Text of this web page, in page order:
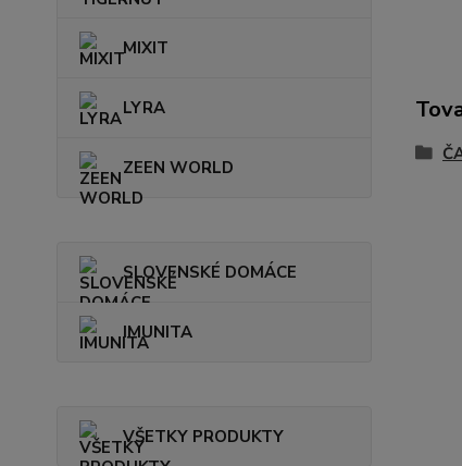
MIXIT
LYRA
ZEEN WORLD
SLOVENSKÉ DOMÁCE
IMUNITA
VŠETKY PRODUKTY